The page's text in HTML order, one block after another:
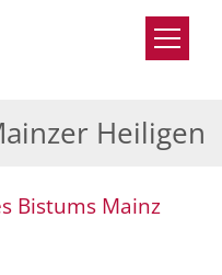
Heiligen
Bistums Mainz